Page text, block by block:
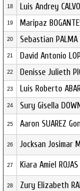
18 Luis Andrey
19 Maripaz
20 Sebastian
21 David Antonio
22 Denisse Julieth
23 Luis Roberto
24 Sury Gisella
25 Aaron SUAREZ
26 Jocksan Josimar
27 Kiara Amiel
28 Zury Elizabeth